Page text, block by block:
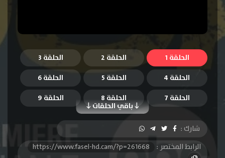
الحلقة 1 الحلقة 2
الحلقة 3
الحلقة 4
الحلقة 5 الحلقة 6
باقي الحلقات
الحلقة 7 الحلقة 8
الحلقة 9
الحلقة 11
الحلقة 12
الحلقة 14
الحلقة 15
شارك :
الرابط المختصر :
https://www.fasel-hd.cam/?p=261668